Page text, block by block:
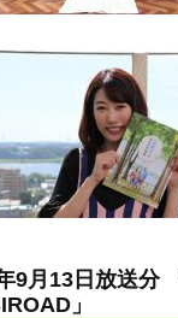
9月13日放送分
」